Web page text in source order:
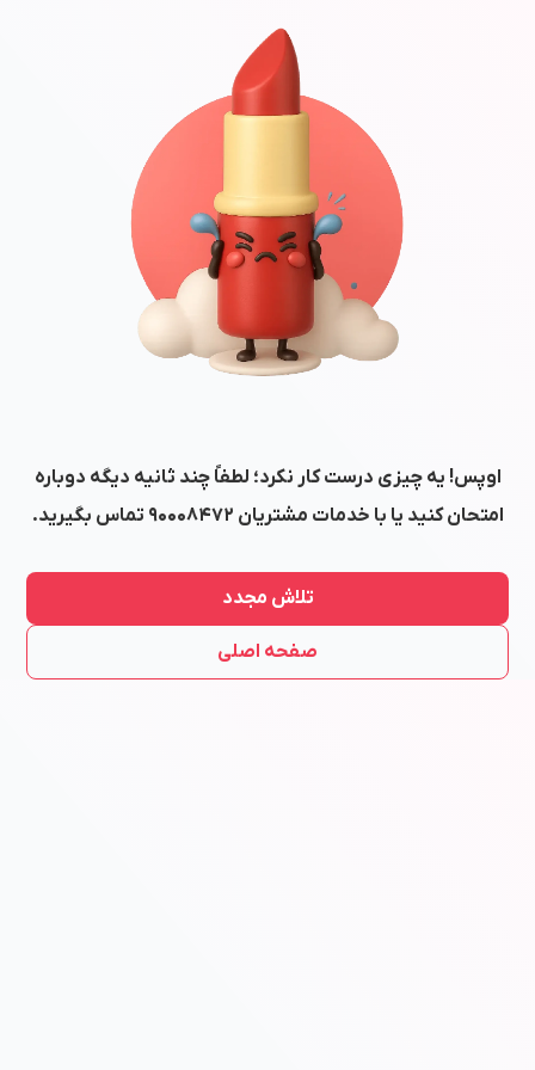
اوپس! یه چیزی درست کار نکرد؛ لطفاً چند ثانیه دیگه دوباره
امتحان کنید یا با خدمات مشتریان ۹۰۰۰۸۴۷۲ تماس بگیرید.
تلاش مجدد
صفحه اصلی